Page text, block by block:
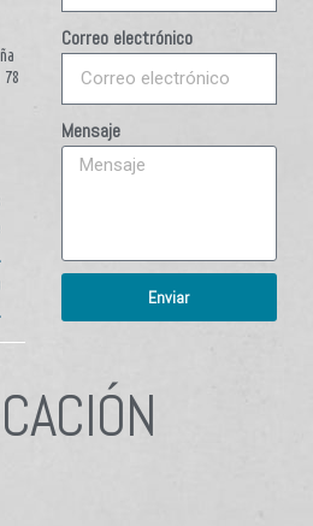
78
Correo electrónico
Mensaje
Enviar